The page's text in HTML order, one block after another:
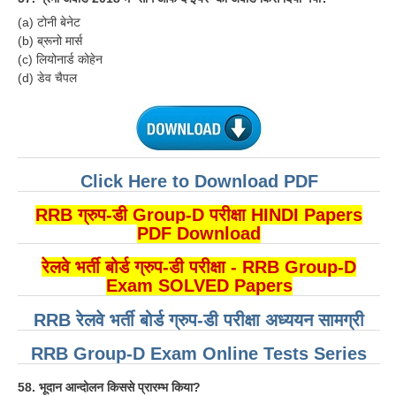
RRB NTPC (Tier-1) परीक्षा पेपर
RRB ALP Exam Papers
Mock Test for Junior Engineers
RRB Online Exams Sample Test
GK Papers
PARAMEDICAL
PARAMEDICAL PDF Study Notes
PARAMEDICAL Syllabus
PARAMEDICAL Apply Online
(a) टोनी बेनेट
(b) ब्रूनो मार्स
(c) लियोनार्ड कोहेन
(d) डेव चैपल
Click Here to Download PDF
RRB ग्रुप-डी Group-D परीक्षा HINDI Papers
PDF Download
रेलवे भर्ती बोर्ड ग्रुप-डी परीक्षा - RRB Group-D
Exam SOLVED Papers
RRB रेलवे भर्ती बोर्ड ग्रुप-डी परीक्षा अध्ययन सामग्री
RRB Group-D Exam Online Tests Series
58. भूदान आन्दोलन किससे प्रारम्भ किया?